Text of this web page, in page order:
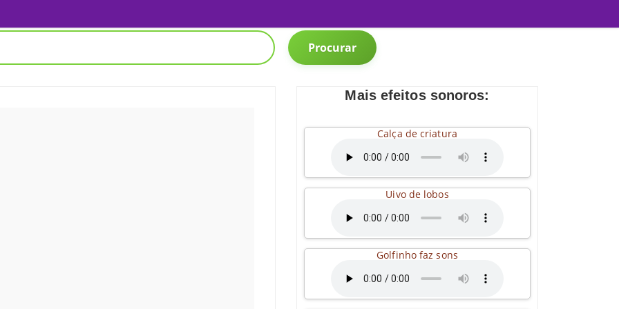
Procurar
Mais efeitos sonoros:
Calça de criatura
Uivo de lobos
Golfinho faz sons